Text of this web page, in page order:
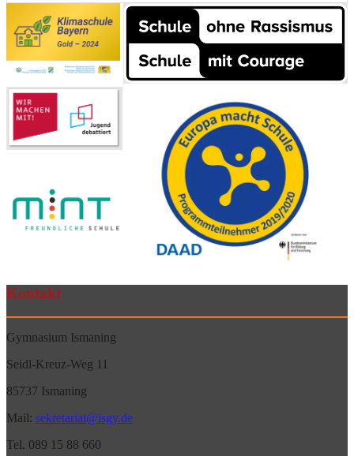
Kontakt
Gymnasium Ismaning
Seidl-Kreuz-Weg 11
85737 Ismaning
Mail: sekretariat@isgy.de
Tel. 089 15 88 660